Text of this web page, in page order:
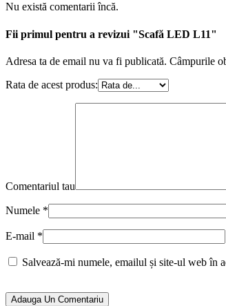
Nu există comentarii încă.
Fii primul pentru a revizui "Scafă LED L11"
Adresa ta de email nu va fi publicată. Câmpurile
Rata de acest produs:
Comentariul tau
Numele *
E-mail *
Salvează-mi numele, emailul și site-ul web în
Adauga Un Comentariu